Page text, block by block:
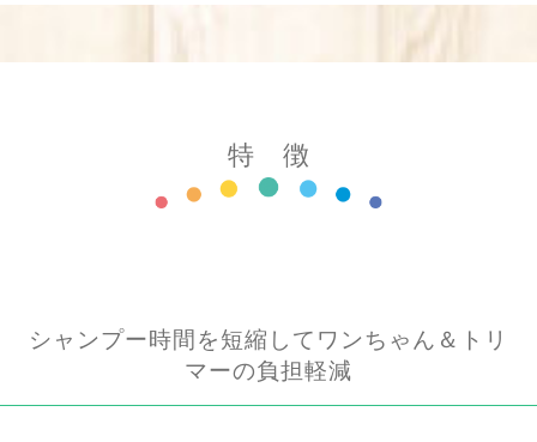
特 徴
シャンプー時間を短縮してワンちゃん＆トリ
マーの負担軽減